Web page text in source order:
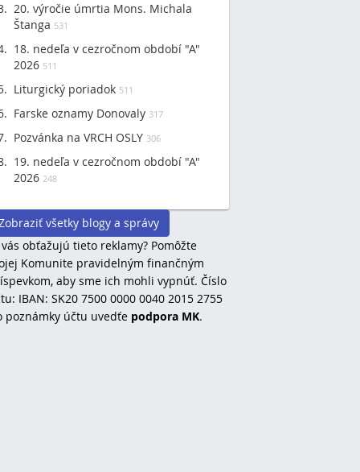
20. výročie úmrtia Mons. Michala
Štanga 531
18. nedeľa v cezročnom období "A"
2026 511
Liturgický poriadok 511
Farske oznamy Donovaly 317
Pozvánka na VRCH OSLY 306
19. nedeľa v cezročnom období "A"
2026 248
všetky blogy a správy
obťažujú tieto reklamy? Pomôžte
Komunite pravidelným finančným
aby sme ich mohli vypnúť. Číslo
IBAN: SK20 7500 0000 0040 2015 2755
poznámky účtu uvedťe podpora MK.